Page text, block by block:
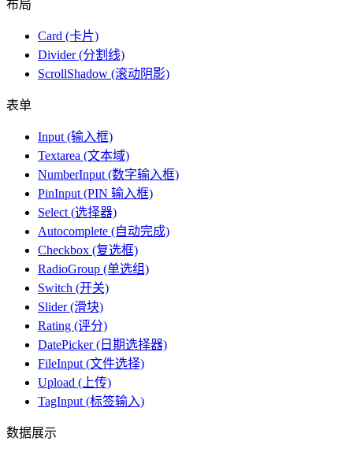
布局
Card (卡片)
Divider (分割线)
ScrollShadow (滚动阴影)
表单
Input (输入框)
Textarea (文本域)
NumberInput (数字输入框)
PinInput (PIN 输入框)
Select (选择器)
Autocomplete (自动完成)
Checkbox (复选框)
RadioGroup (单选组)
Switch (开关)
Slider (滑块)
Rating (评分)
DatePicker (日期选择器)
FileInput (文件选择)
Upload (上传)
TagInput (标签输入)
数据展示